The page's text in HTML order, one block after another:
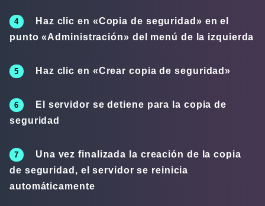
Haz clic en «Copia de seguridad » en el
punto «Administración» del menú de la izquierda
Haz clic en «Crear copia de seguridad»
El servidor se detiene para la copia de
seguridad
Una vez finalizada la creación de la copia
de seguridad, el servidor se reinicia
automáticamente